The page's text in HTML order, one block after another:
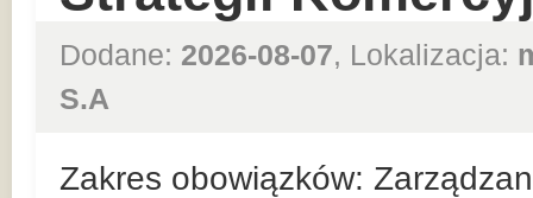
Dodane: 2026-08-07, Lokalizacja:
S.A
Zakres obowiązków: